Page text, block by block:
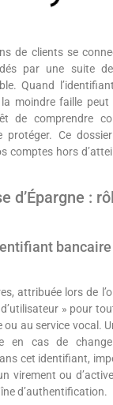
de clients se
par une suite
Quand
moindre faille
de comprendre
Ce
comptes hors
d’Épargne :
attribuée lors de
» pour
ou au service vocal.
en cas de
cet identifiant,
virement ou
d’authentification.